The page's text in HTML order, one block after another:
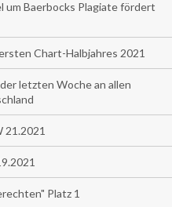
Baerbocks Plagiate fördert
Chart-Halbjahres 2021
letzten Woche an allen
21.2021
Platz 1